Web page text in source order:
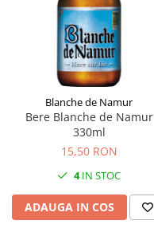
Blanche de Namur
Bere Blanche de Namur
330ml
15,50 RON
4IN STOC
ADAUGA IN COS